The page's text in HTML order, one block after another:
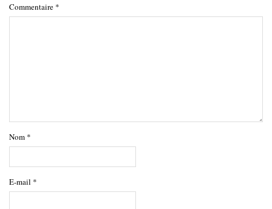
Commentaire *
Nom *
E-mail *